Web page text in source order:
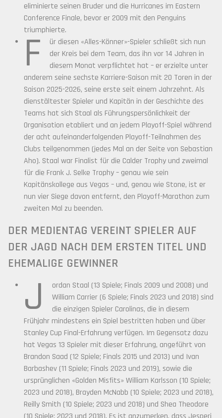
eliminierte seinen Bruder und die Hurricanes im Eastern
Conference Finale, bevor er 2009 mit den Penguins
triumphierte.
F
ür diesen «Alles-Könner»-Spieler schließt sich nun
der Kreis bei dem Team, das ihn vor 14 Jahren in
diesem Monat verpflichtet hat – er erzielte unter
anderem seine sechste Karriere-Saison mit 20 Toren in der
Saison 2025-2026, seine erste seit einem Jahrzehnt. Als
dienstältester Spieler und Kapitän in der Geschichte des
Teams hat sich Staal als Führungspersönlichkeit der
Organisation etabliert und an jedem Playoff-Spiel während
der acht aufeinanderfolgenden Playoff-Teilnahmen des
Clubs teilgenommen (jedes Mal an der Seite von Sebastian
Aho). Staal war Finalist für die Calder Trophy und zweimal
für die Frank J. Selke Trophy – genau wie sein
Kapitänskollege aus Vegas – und, genau wie Stone, ist er
nun vier Siege davon entfernt, den Playoff-Marathon zum
zweiten Mal zu beenden.
DER MEDIENTAG VEREINT SPIELER AUF
DER JAGD NACH DEM ERSTEN TITEL UND
EHEMALIGE GEWINNER
J
ordan Staal (13 Spiele; Finals 2009 und 2008) und
William Carrier (6 Spiele; Finals 2023 und 2018) sind
die einzigen Spieler Carolinas, die in diesem
Frühjahr mindestens ein Spiel bestritten haben und über
Stanley Cup Final-Erfahrung verfügen. Im Gegensatz dazu
hat Vegas 13 Spieler mit dieser Erfahrung, angeführt von
Brandon Saad (12 Spiele; Finals 2015 und 2013) und Ivan
Barbashev (11 Spiele; Finals 2023 und 2019), sowie die
ursprünglichen «Golden Misfits» William Karlsson (10 Spiele;
2023 und 2018), Brayden McNabb (10 Spiele; 2023 und 2018),
Reilly Smith (10 Spiele; 2023 und 2018) und Shea Theodore